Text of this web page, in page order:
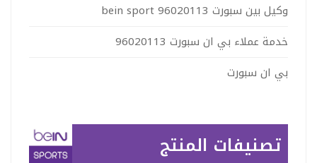
وكيل بين سبورت 96020113 bein sport
خدمة عملاء بي ان سبورت 96020113
بي ان سبورت
تصنيفات المنتج